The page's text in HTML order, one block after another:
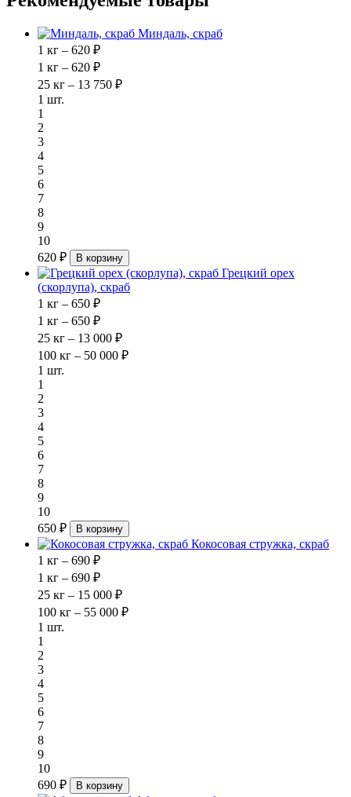
Миндаль, скраб
1 кг – 620 ₽
1 кг – 620 ₽
25 кг – 13 750 ₽
1 шт.
1
2
3
4
5
6
7
8
9
10
620 ₽
В корзину
Грецкий орех
(скорлупа), скраб
1 кг – 650 ₽
1 кг – 650 ₽
25 кг – 13 000 ₽
100 кг – 50 000 ₽
1 шт.
1
2
3
4
5
6
7
8
9
10
650 ₽
В корзину
Кокосовая стружка, скраб
1 кг – 690 ₽
1 кг – 690 ₽
25 кг – 15 000 ₽
100 кг – 55 000 ₽
1 шт.
1
2
3
4
5
6
7
8
9
10
690 ₽
В корзину